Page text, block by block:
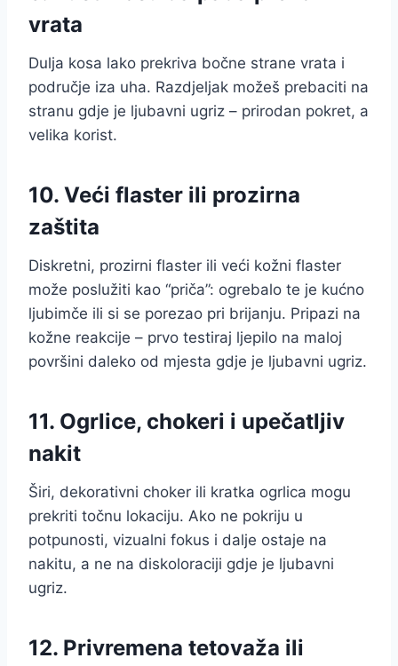
vrata
Dulja kosa lako prekriva bočne strane vrata i
područje iza uha. Razdjeljak možeš prebaciti na
stranu gdje je ljubavni ugriz – prirodan pokret, a
velika korist.
10. Veći flaster ili prozirna
zaštita
Diskretni, prozirni flaster ili veći kožni flaster
može poslužiti kao “priča”: ogrebalo te je kućno
ljubimče ili si se porezao pri brijanju. Pripazi na
kožne reakcije – prvo testiraj ljepilo na maloj
površini daleko od mjesta gdje je ljubavni ugriz.
11. Ogrlice, chokeri i upečatljiv
nakit
Širi, dekorativni choker ili kratka ogrlica mogu
prekriti točnu lokaciju. Ako ne pokriju u
potpunosti, vizualni fokus i dalje ostaje na
nakitu, a ne na diskoloraciji gdje je ljubavni
ugriz.
12. Privremena tetovaža ili